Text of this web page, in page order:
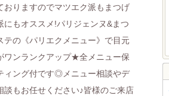
おりますのでマツエク派もまつげ
にもオススメ!パリジェンヌ&まつ
テの《パリエクメニュー》で目元
ワンランクアップ★全メニュー保
ィング付です◎メニュー相談やデ
談もお任せください♪皆様のご来店